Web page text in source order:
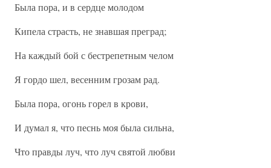
Была пора, и в сердце молодом
Кипела страсть, не знавшая преград;
На каждый бой с бестрепетным челом
Я гордо шел, весенним грозам рад.
Была пора, огонь горел в крови,
И думал я, что песнь моя была сильна,
Что правды луч, что луч святой любви